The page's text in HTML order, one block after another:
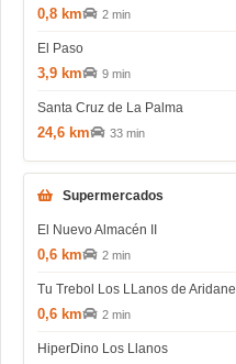
0,8 km 2 min
El Paso
3,9 km 9 min
Santa Cruz de La Palma
24,6 km 33 min
Supermercados
El Nuevo Almacén II
0,6 km 2 min
Tu Trebol Los LLanos de Aridane
0,6 km 2 min
HiperDino Los Llanos